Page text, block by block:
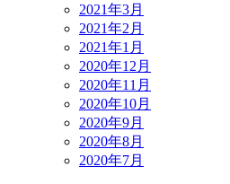
2021年3月
2021年2月
2021年1月
2020年12月
2020年11月
2020年10月
2020年9月
2020年8月
2020年7月